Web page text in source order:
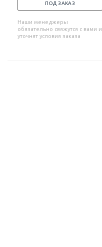
ПОД ЗАКАЗ
Наши менеджеры
обязательно свяжутся с вами и
уточнят условия заказа